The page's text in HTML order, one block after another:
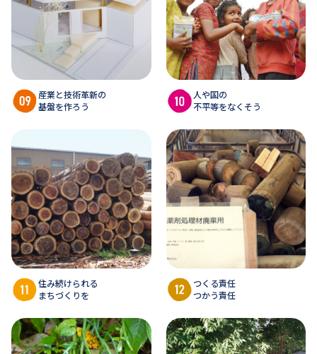
産業と技術革新の
基盤を作ろう
人や国の
不平等をなくそう
住み続けられる
まちづくりを
つくる責任
つかう責任